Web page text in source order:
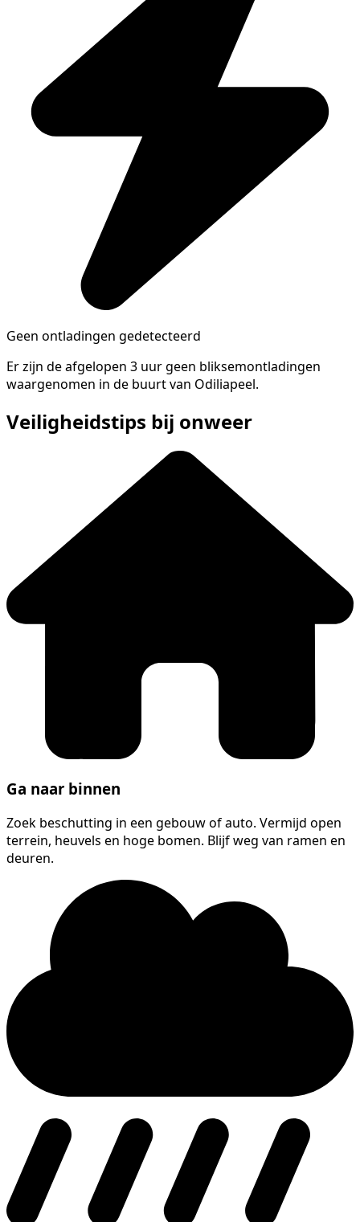
Geen ontladingen gedetecteerd
Er zijn de afgelopen 3 uur geen bliksemontladingen
waargenomen in de buurt van Odiliapeel.
Veiligheidstips bij onweer
Ga naar binnen
Zoek beschutting in een gebouw of auto. Vermijd open
terrein, heuvels en hoge bomen. Blijf weg van ramen en
deuren.